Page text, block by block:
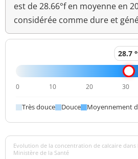
est de 28.66°f en moyenne en
considérée comme dure et
28.7
0 10 20 30
Très douce Douce Moyennement
Evolution de la concentration de calcaire dans
Ministère de la Santé